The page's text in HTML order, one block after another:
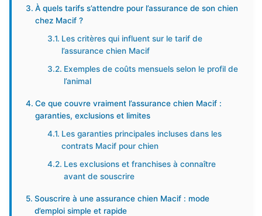
À quels tarifs s’attendre pour l’assurance de son chien
chez Macif ?
Les critères qui influent sur le tarif de
l’assurance chien Macif
Exemples de coûts mensuels selon le profil de
l’animal
Ce que couvre vraiment l’assurance chien Macif :
garanties, exclusions et limites
Les garanties principales incluses dans les
contrats Macif pour chien
Les exclusions et franchises à connaître
avant de souscrire
Souscrire à une assurance chien Macif : mode
d’emploi simple et rapide